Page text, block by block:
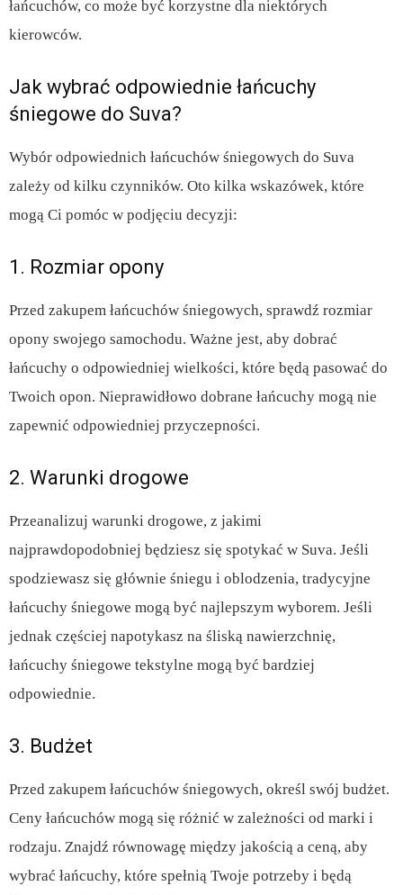
łańcuchów, co może być korzystne dla niektórych
kierowców.
Jak wybrać odpowiednie łańcuchy
śniegowe do Suva?
Wybór odpowiednich łańcuchów śniegowych do Suva
zależy od kilku czynników. Oto kilka wskazówek, które
mogą Ci pomóc w podjęciu decyzji:
1. Rozmiar opony
Przed zakupem łańcuchów śniegowych, sprawdź rozmiar
opony swojego samochodu. Ważne jest, aby dobrać
łańcuchy o odpowiedniej wielkości, które będą pasować do
Twoich opon. Nieprawidłowo dobrane łańcuchy mogą nie
zapewnić odpowiedniej przyczepności.
2. Warunki drogowe
Przeanalizuj warunki drogowe, z jakimi
najprawdopodobniej będziesz się spotykać w Suva. Jeśli
spodziewasz się głównie śniegu i oblodzenia, tradycyjne
łańcuchy śniegowe mogą być najlepszym wyborem. Jeśli
jednak częściej napotykasz na śliską nawierzchnię,
łańcuchy śniegowe tekstylne mogą być bardziej
odpowiednie.
3. Budżet
Przed zakupem łańcuchów śniegowych, określ swój budżet.
Ceny łańcuchów mogą się różnić w zależności od marki i
rodzaju. Znajdź równowagę między jakością a ceną, aby
wybrać łańcuchy, które spełnią Twoje potrzeby i będą